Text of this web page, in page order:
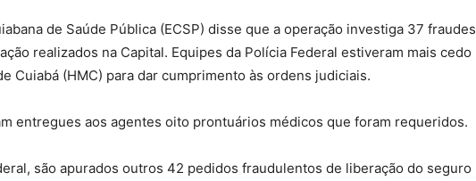
de Saúde Pública (ECSP) disse que a operação investiga 37 fraudes
realizados na Capital. Equipes da Polícia Federal estiveram mais cedo
Cuiabá (HMC) para dar cumprimento às ordens judiciais.
entregues aos agentes oito prontuários médicos que foram requeridos.
são apurados outros 42 pedidos fraudulentos de liberação do seguro